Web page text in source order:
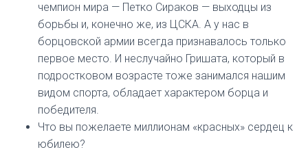
чемпион мира — Петко Сираков — выходцы из
борьбы и, конечно же, из ЦСКА. А у нас в
борцовской армии всегда признавалось только
первое место. И неслучайно Гришата, который в
подростковом возрасте тоже занимался нашим
видом спорта, обладает характером борца и
победителя.
Что вы пожелаете миллионам «красных» сердец к
юбилею?